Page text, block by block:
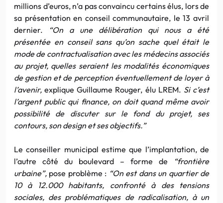
millions d’euros, n’a pas convaincu certains élus, lors de
sa présentation en conseil communautaire, le 13 avril
dernier. “On a une délibération qui nous a été
présentée en conseil sans qu’on sache quel était le
mode de contractualisation avec les médecins associés
au projet, quelles seraient les modalités économiques
de gestion et de perception éventuellement de loyer à
l’avenir,explique Guillaume Rouger, élu LREM. Si c’est
l’argent public qui finance, on doit quand même avoir
possibilité de discuter sur le fond du projet, ses
contours, son design et ses objectifs.”
Le conseiller municipal estime que l’implantation, de
l’autre côté du boulevard – forme de “frontière
urbaine”, pose problème : “On est dans un quartier de
10 à 12.000 habitants, confronté à des tensions
sociales, des problématiques de radicalisation, à un